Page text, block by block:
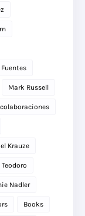
Fuentes
Mark Russell
colaboraciones
Krauze
Nadler
Books